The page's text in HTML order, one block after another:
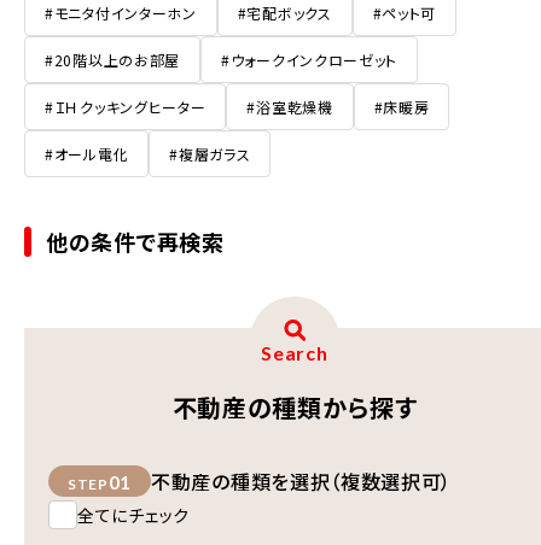
#モニタ付インターホン #宅配ボックス #ペット可
#20階以上のお部屋 #ウォークインクローゼット
#ＩＨクッキングヒーター #浴室乾燥機 #床暖房
#オール電化 #複層ガラス
他の条件で再検索
Search
不動産の種類から探す
STEP 01 不動産の種類を選択（複数選択可）
全てにチェック